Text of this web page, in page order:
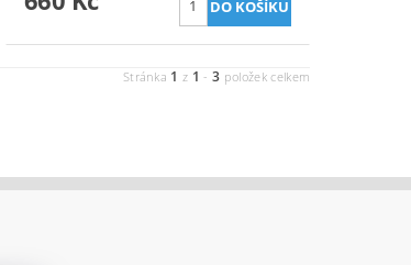
Stránka 1 z 1 -3 položek celkem